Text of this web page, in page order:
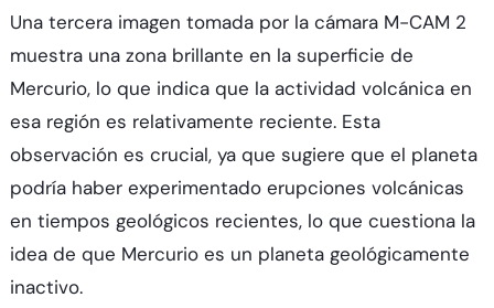
Una tercera imagen tomada por la cámara M-CAM 2
muestra una zona brillante en la superficie de
Mercurio, lo que indica que la actividad volcánica en
esa región es relativamente reciente. Esta
observación es crucial, ya que sugiere que el planeta
podría haber experimentado erupciones volcánicas
en tiempos geológicos recientes, lo que cuestiona la
idea de que Mercurio es un planeta geológicamente
inactivo.